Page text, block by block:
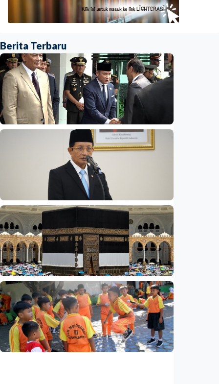
Berita Terbaru
Opini - Wacana 'reshuffle' Agustus,
wamenhan bakal diisi sipil? Pakar: Ancaman
hibrida butuh keahlian di luar militer
08 Aug 2026
Nasional
Rp4,1 triliun BOS Madrasah & BOP tahap II
segera cair, cek jadwal pengajuannya
Indonesia 09 Aug 2026
Nasional
Analisis – Ke mana mengalirnya uang jemaah
haji Indonesia? Ada potensi ekonomi yang
bisa kembali ke Tanah Air (1 dari 3 tulisan)
Indonesia•08 Aug 2026